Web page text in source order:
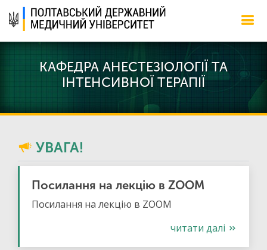
КАФЕДРА АНЕСТЕЗІОЛОГІЇ ТА
ІНТЕНСИВНОЇ ТЕРАПІЇ
УВАГА!
Посилання на лекцію в ZOOM
Посилання на лекцію в ZOOM
читати далі